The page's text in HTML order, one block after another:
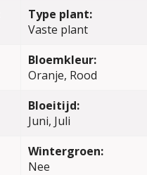
Type plant:
Vaste plant
Bloemkleur:
Oranje, Rood
Bloeitijd:
Juni, Juli
Wintergroen:
Nee